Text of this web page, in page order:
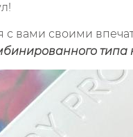
с вами своими
типа